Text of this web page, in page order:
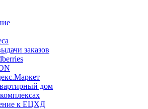
заказов
дом
к ЕЦХД